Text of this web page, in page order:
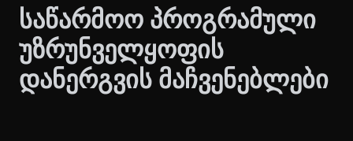
საწარმოო პროგრამული
უზრუნველყოფის
დანერგვის მაჩვენებლები